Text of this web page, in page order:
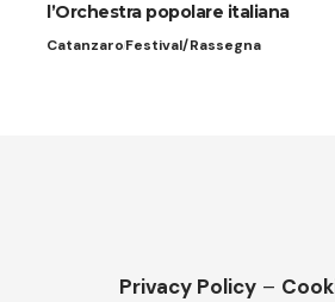
l’Orchestra popolare italiana
CatanzaroFestival/Rassegna
Privacy Policy –